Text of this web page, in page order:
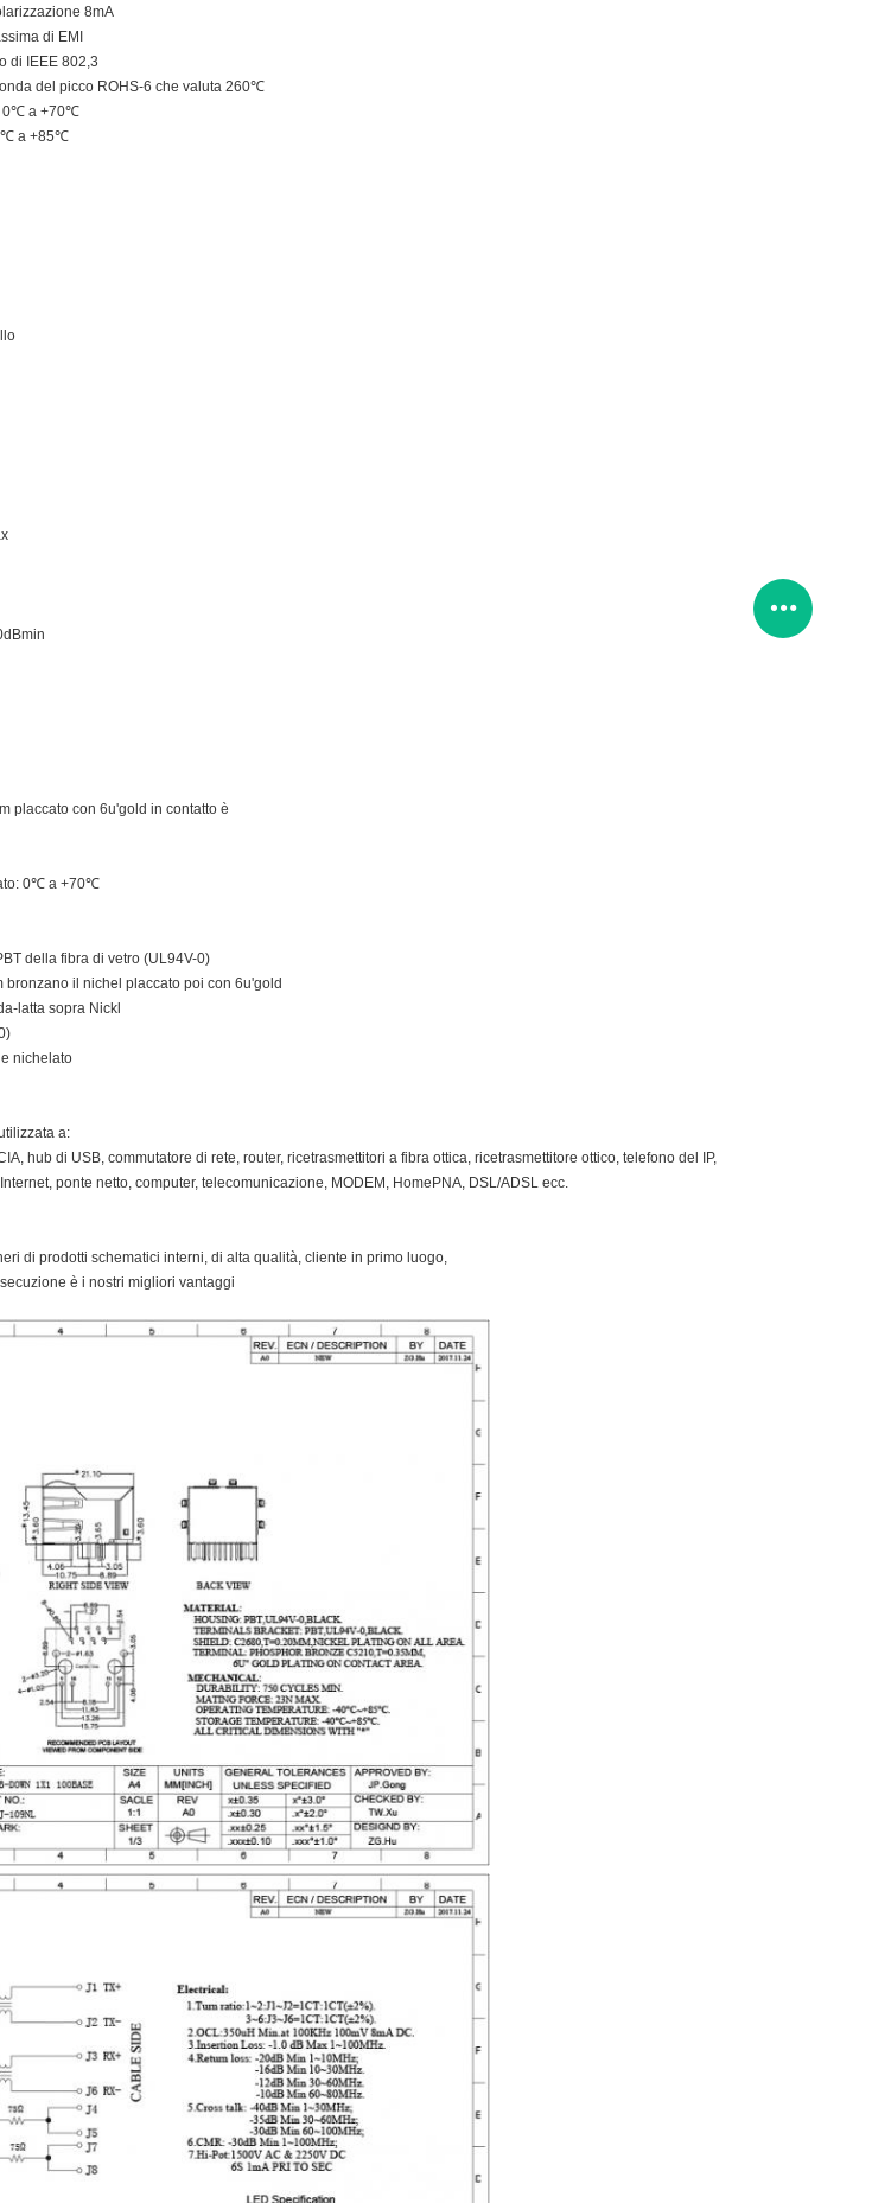
8mA
di EMI
di IEEE 802,3
del picco ROHS-6 che valuta 260℃
0℃ a +70℃
a +85℃
placcato con 6u'gold in contatto è
0℃ a +70℃
della fibra di vetro (UL94V-0)
il nichel placcato poi con 6u'gold
latta sopra Nickl
nichelato
a:
hub di USB, commutatore di rete, router, ricetrasmettitori a fibra ottica, ricetrasmettitore ottico, telefono del IP,
ponte netto, computer, telecomunicazione, MODEM, HomePNA, DSL/ADSL ecc.
di prodotti schematici interni, di alta qualità, cliente in primo luogo,
è i nostri migliori vantaggi